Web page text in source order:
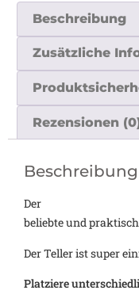
Beschreibung
Zusätzliche
Rezensionen
Beschreibung
Der
beliebte und
Der Teller ist super
Platziere